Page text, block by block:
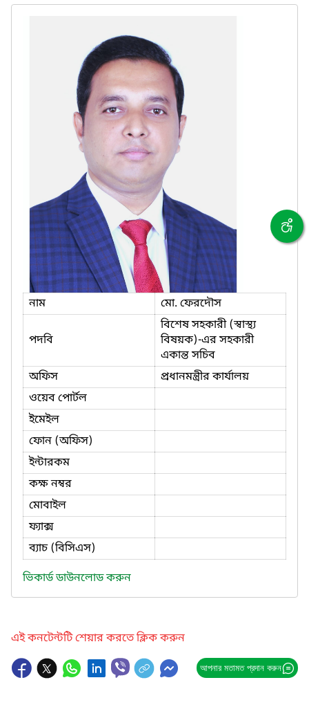
নাম মো. ফেরদৌস
পদবি
বিশেষ সহকারী (স্বাস্থ্য
বিষয়ক)-এর সহকারী
একান্ত সচিব
অফিস
প্রধানমন্ত্রীর কার্যালয়
ওয়েব পোর্টল
ইমেইল
ফোন (অফিস)
ইন্টারকম
কক্ষ নম্বর
মোবাইল
ফ্যাক্স
ব্যাচ (বিসিএস)
ভিকার্ড ডাউনলোড করুন
এই কনটেন্টটি শেয়ার করতে ক্লিক করুন
আপনার মতামত প্রদান করুন